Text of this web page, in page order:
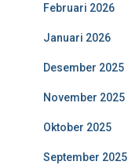
Februari 2026
Januari 2026
Desember 2025
November 2025
Oktober 2025
September 2025